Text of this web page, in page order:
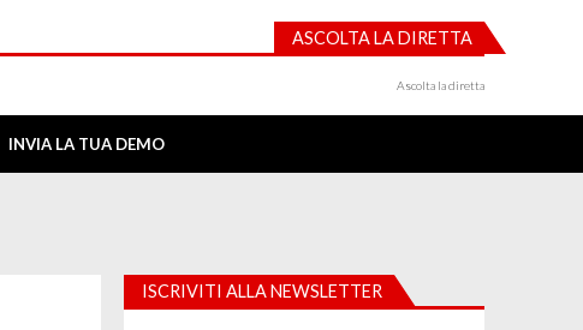
ASCOLTA LA DIRETTA
Ascolta la diretta
INVIA LA TUA DEMO
ISCRIVITI ALLA NEWSLETTER